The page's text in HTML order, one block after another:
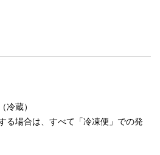
蔵）
る場合は、すべて「冷凍便」での発